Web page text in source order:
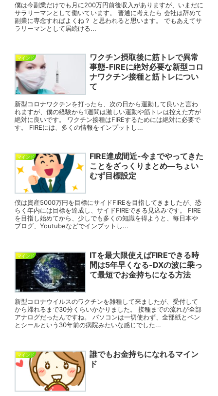
僕は今副業だけでも月に200万円前後収入がありますが、いまだに
サラリーマンとして働いています。 普通に考えたら 会社は辞めて
副業に専念すればよくね？ と思われると思います。 でもあえてサ
ラリーマンとして居続ける...
マインド
ワクチン摂取後に筋トレで異常
事態-FIREに絶対必要な新型コロ
ナワクチン接種と筋トレについ
て
新型コロナワクチンを打ったら、次の日から運動して良いと言わ
れますが、僕の経験から1週間は激しい運動や筋トレは控えた方が
絶対に良いです。 ワクチン接種はFIREするためには絶対に必要で
す。 FIREには、多くの情報をインプットし...
マインド
FIRE達成間近-今までやってきた
ことをざっくりまとめ―ちょい
むず目標設定
僕は資産5000万円を目標にサイドFIREを目指してきましたが、恐
らく年内には目標を達成し、サイドFIREできる見込みです。 FIRE
を目指し始めてから、少しでも多くの知識を得ようと、毎日本や
ブログ、Youtubeなどでインプットし...
マインド
ITを最大限使えばFIREできる時
間は5年早くなる-DXの波に乗っ
て最短でお金持ちになる方法
新型コロナウイルスのワクチンを雑種して来ましたが、受付して
から帰れるまで30分くらいかかりました。 接種までの流れが全部
アナログだったんですね。 パソコンは一切使わず、全部紙とペン
とシールという30年前の病院みたいな感じでした...
マインド
誰でもお金持ちになれるマイン
ド